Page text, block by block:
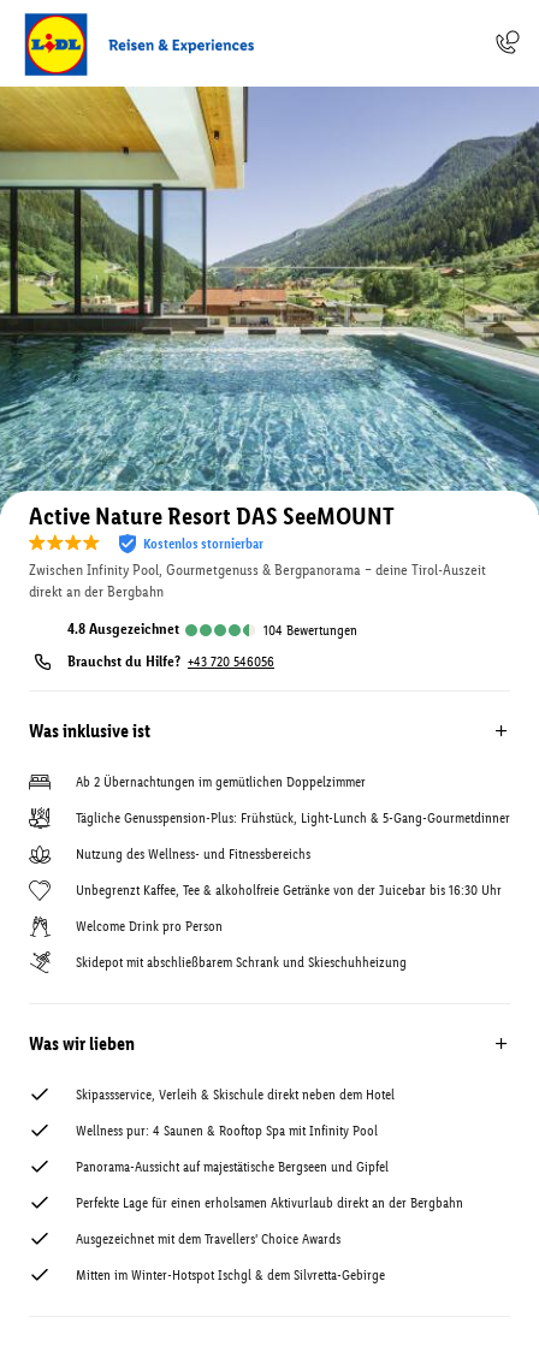
Auf der Karte anzeigen
Active Nature Resort DAS SeeMOUNT
Kostenlos stornierbar
Zwischen Infinity Pool, Gourmetgenuss & Bergpanorama – deine Tirol-Auszeit
direkt an der Bergbahn
4.8 ausgezeichnet 104 Bewertungen
Brauchst du Hilfe? +43 720 546056
Was inklusive ist
Ab 2 Übernachtungen im gemütlichen Doppelzimmer
Tägliche Genusspension-Plus: Frühstück, Light-Lunch & 5-Gang-Gourmetdinner
Nutzung des Wellness- und Fitnessbereichs
Unbegrenzt Kaffee, Tee & alkoholfreie Getränke von der Juicebar bis 16:30 Uhr
Welcome Drink pro Person
Skidepot mit abschließbarem Schrank und Skieschuhheizung
Was wir lieben
Skipassservice, Verleih & Skischule direkt neben dem Hotel
Wellness pur: 4 Saunen & Rooftop Spa mit Infinity Pool
Panorama-Aussicht auf majestätische Bergseen und Gipfel
Perfekte Lage für einen erholsamen Aktivurlaub direkt an der Bergbahn
Ausgezeichnet mit dem Travellers' Choice Awards
Mitten im Winter-Hotspot Ischgl & dem Silvretta-Gebirge